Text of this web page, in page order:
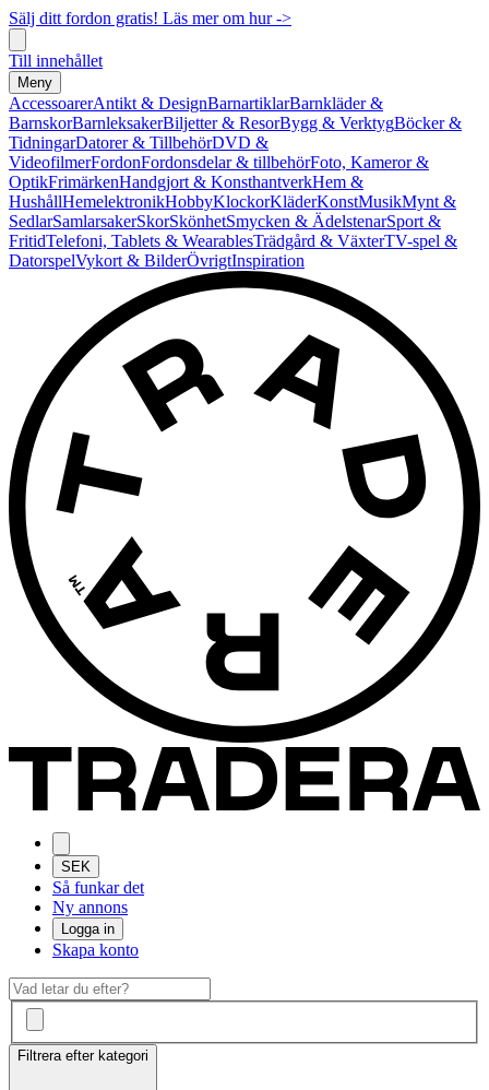
Sälj ditt fordon gratis! Läs mer om hur ->
Till innehållet
Meny
AccessoarerAntikt & DesignBarnartiklarBarnkläder &
BarnskorBarnleksakerBiljetter & ResorBygg & VerktygBöcker &
TidningarDatorer & TillbehörDVD &
VideofilmerFordonFordonsdelar & tillbehörFoto, Kameror &
OptikFrimärkenHandgjort & KonsthantverkHem &
HushållHemelektronikHobbyKlockorKläderKonstMusikMynt &
SedlarSamlarsakerSkorSkönhetSmycken & ÄdelstenarSport &
FritidTelefoni, Tablets & WearablesTrädgård & VäxterTV-spel &
DatorspelVykort & BilderÖvrigtInspiration
SEK
Så funkar det
Ny annons
Logga in
Skapa konto
Filtrera efter kategori